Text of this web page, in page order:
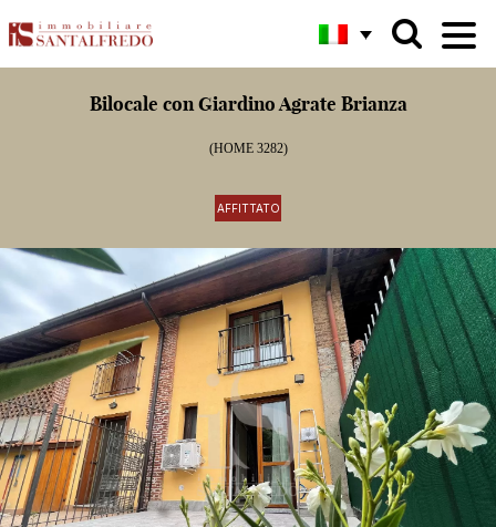
Bilocale con Giardino Agrate Brianza
(HOME 3282)
AFFITTATO